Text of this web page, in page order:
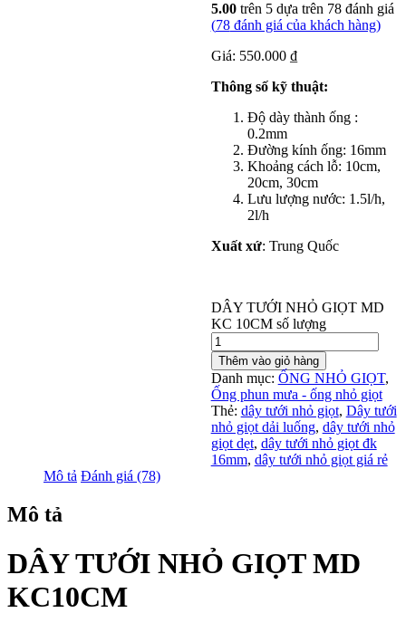
5.00trên 5 dựa trên 78đánh giá
(78đánh giá của khách hàng)
Giá: 550.000 ₫
Thông số kỹ thuật:
Độ dày thành ống :
0.2mm
Đường kính ống: 16mm
Khoảng cách lỗ: 10cm,
20cm, 30cm
Lưu lượng nước: 1.5l/h,
2l/h
Xuất xứ: Trung Quốc
DÂY TƯỚI NHỎ GIỌT MD
KC 10CM số lượng
Thêm vào giỏ hàng
Danh mục: ỐNG NHỎ GIỌT,
Ống phun mưa - ống nhỏ giọt
Thẻ: dây tưới nhỏ giọt, Dây tưới
nhỏ giọt dải luống, dây tưới nhỏ
giọt dẹt, dây tưới nhỏ giọt đk
16mm, dây tưới nhỏ giọt giá rẻ
Mô tả Đánh giá (78)
Mô tả
DÂY TƯỚI NHỎ GIỌT MD
KC10CM